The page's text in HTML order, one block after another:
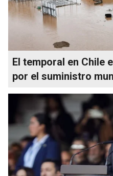
El temporal en Chile
por el suministro